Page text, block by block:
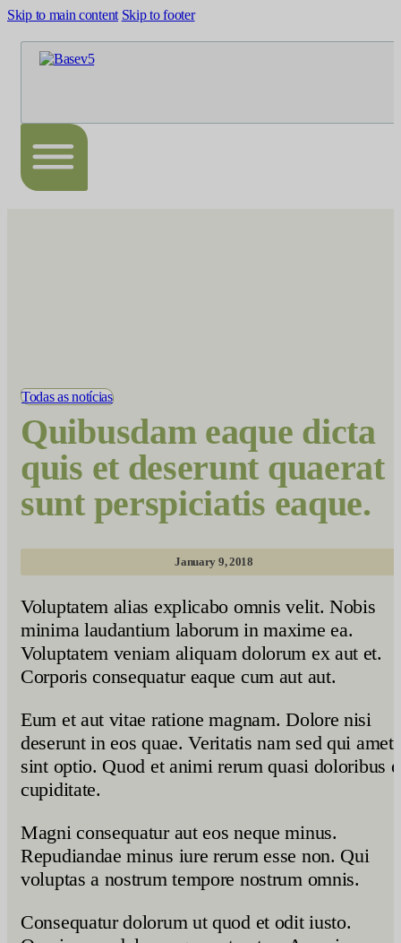
Skip to main content Skip to footer
Todas as notícias
Quibusdam eaque dicta
quis et deserunt quaerat
sunt perspiciatis eaque.
January 9, 2018
Voluptatem alias explicabo omnis velit. Nobis
minima laudantium laborum in maxime ea.
Voluptatem veniam aliquam dolorum ex aut et.
Corporis consequatur eaque cum aut aut.
Eum et aut vitae ratione magnam. Dolore nisi
deserunt in eos quae. Veritatis nam sed qui amet
sint optio. Quod et animi rerum quasi doloribus
cupiditate.
Magni consequatur aut eos neque minus.
Repudiandae minus iure rerum esse non. Qui
voluptas a nostrum tempore nostrum omnis.
Consequatur dolorum ut quod et odit iusto.